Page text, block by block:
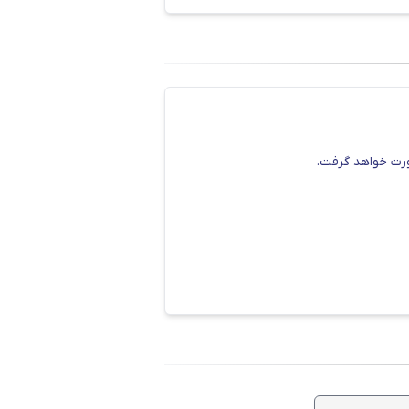
و خدمات را ارائه نمی کنند. از
کمک بگیرید.
محصولات این برند را به صورت
خواهد گرفت.